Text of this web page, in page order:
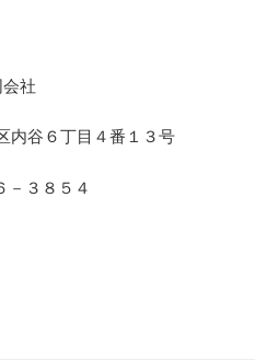
社
６丁目４番１３号
３８５４